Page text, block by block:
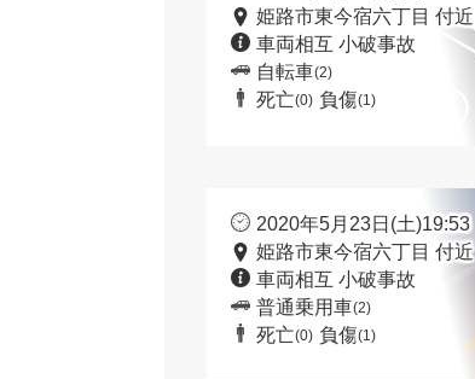
姫路市東今宿六丁目 付近
車両相互 小破事故
自転車(2)
死亡(0) 負傷(1)
2020年5月23日(土)19:53
姫路市東今宿六丁目 付近
車両相互 小破事故
普通乗用車(2)
死亡(0) 負傷(1)